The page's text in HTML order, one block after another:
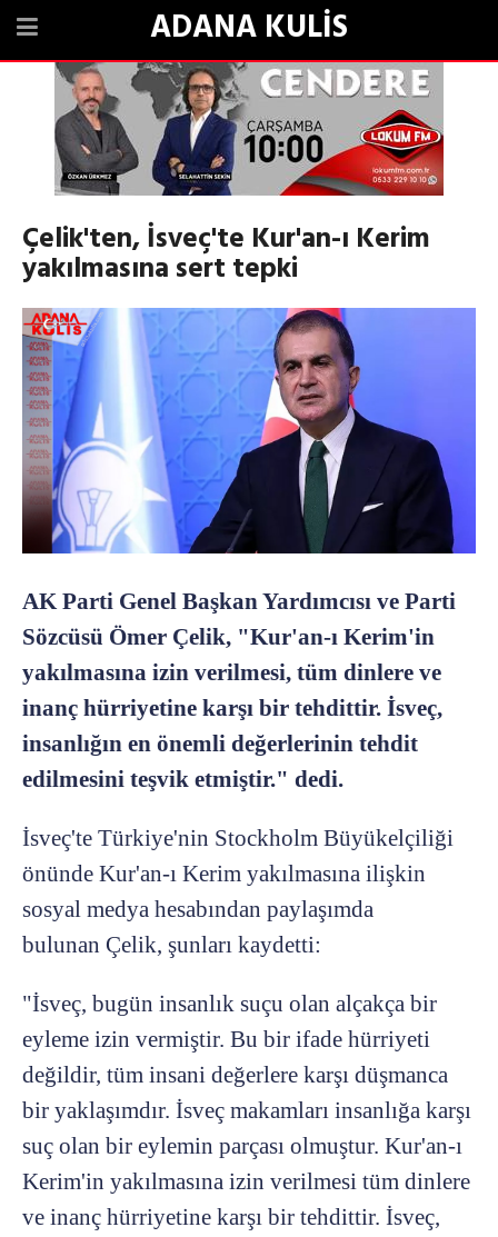
ADANA KULİS
Çelik'ten, İsveç'te Kur'an-ı Kerim
yakılmasına sert tepki
AK Parti Genel Başkan Yardımcısı ve Parti
Sözcüsü Ömer Çelik, "Kur'an-ı Kerim'in
yakılmasına izin verilmesi, tüm dinlere ve
inanç hürriyetine karşı bir tehdittir. İsveç,
insanlığın en önemli değerlerinin tehdit
edilmesini teşvik etmiştir." dedi.
İsveç'te Türkiye'nin Stockholm Büyükelçiliği
önünde Kur'an-ı Kerim yakılmasına ilişkin
sosyal medya hesabından paylaşımda
bulunan Çelik, şunları kaydetti:
"İsveç, bugün insanlık suçu olan alçakça bir
eyleme izin vermiştir. Bu bir ifade hürriyeti
değildir, tüm insani değerlere karşı düşmanca
bir yaklaşımdır. İsveç makamları insanlığa karşı
suç olan bir eylemin parçası olmuştur. Kur'an-ı
Kerim'in yakılmasına izin verilmesi tüm dinlere
ve inanç hürriyetine karşı bir tehdittir. İsveç,